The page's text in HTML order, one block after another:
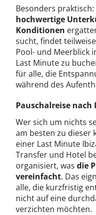
Besonders
hochwertige
Konditionen
sucht, findet
Pool- und Meerblick
Last Minute zu
für alle, die
während des
Pauschalreise
Wer sich um nichts
am besten zu dieser
einer Last Minute
Transfer und Hotel
organisiert, was die
vereinfacht. Das
alle, die kurzfristig
nicht auf eine
verzichten möchten.